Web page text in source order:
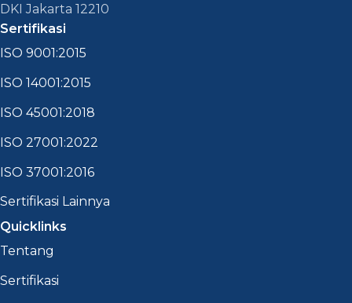
DKI Jakarta 12210
Sertifikasi
ISO 9001:2015
ISO 14001:2015
ISO 45001:2018
ISO 27001:2022
ISO 37001:2016
Sertifikasi Lainnya
Quicklinks
Tentang
Sertifikasi